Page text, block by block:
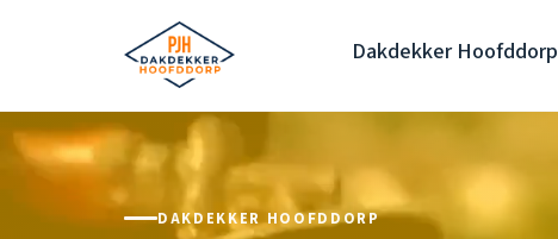
Dakdekker Hoofddorp
DAKDEKKER HOOFDDORP